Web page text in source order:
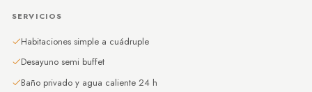
SERVICIOS
Habitaciones simple a cuádruple
Desayuno semi buffet
Baño privado y agua caliente 24 h